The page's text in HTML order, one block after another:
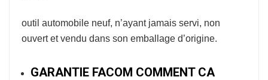
outil automobile neuf, n’ayant jamais servi, non
ouvert et vendu dans son emballage d’origine.
GARANTIE FACOM COMMENT CA